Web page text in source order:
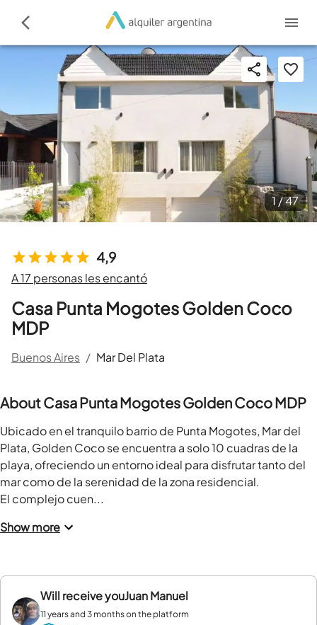
4,9
A 17 personas les encantó
Casa Punta Mogotes Golden Coco
MDP
Buenos Aires / Mar Del Plata
1 /47
About Casa Punta Mogotes Golden Coco MDP
Ubicado en el tranquilo barrio de Punta Mogotes, Mar del
Plata, Golden Coco se encuentra a solo 10 cuadras de la
playa, ofreciendo un entorno ideal para disfrutar tanto del
mar como de la serenidad de la zona residencial.
El complejo cuen...
Show more
Will receive youJuan Manuel
11 years and 3 months on the platform